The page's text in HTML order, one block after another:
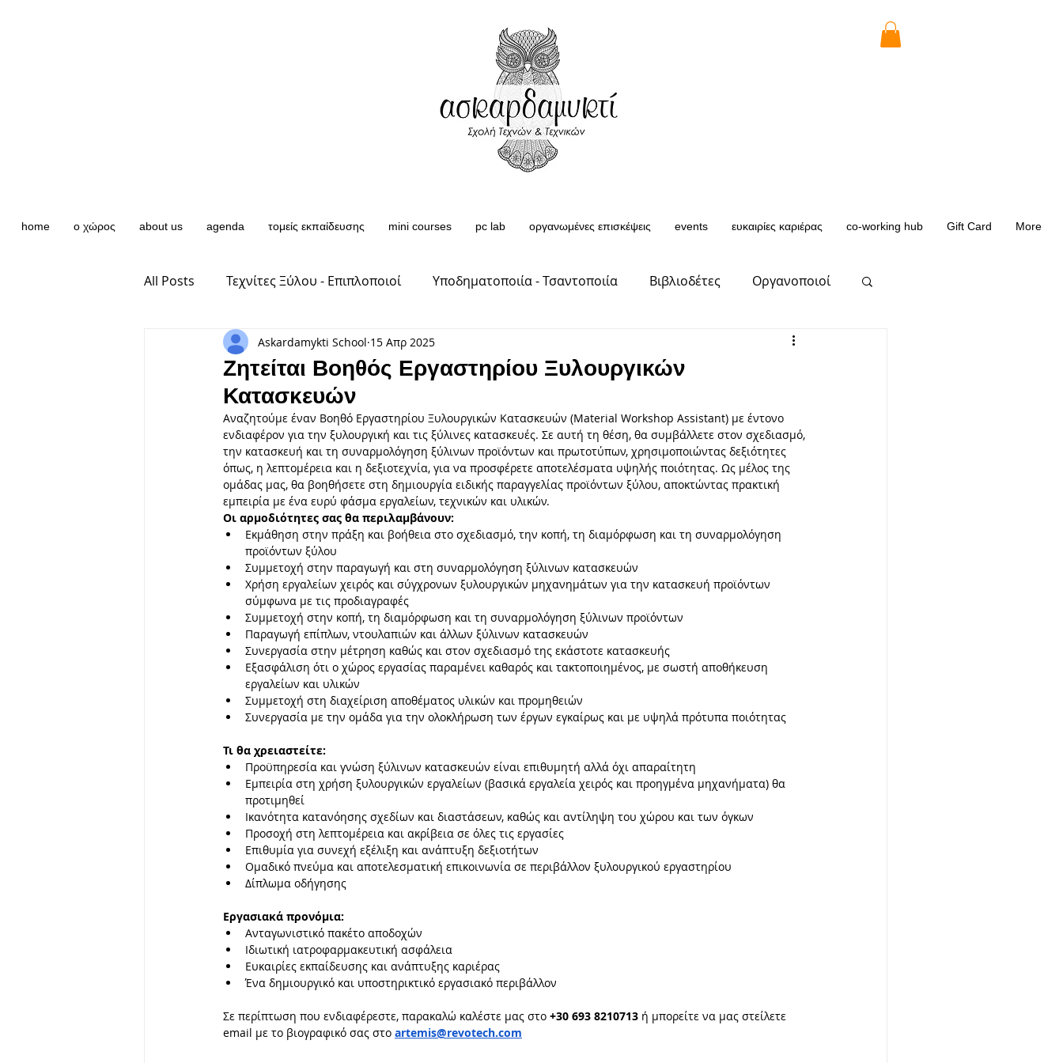
home ο χώρος about us agenda τομείς εκπαίδευσης mini courses pc lab οργανωμένες επισκέψεις events ευκαιρίες καριέρας co-working hub Gift Card More
All Posts Τεχνίτες Ξύλου - Επιπλοποιοί Υποδηματοποιία - Τσαντοποιία Βιβλιοδέτες Οργανοποιοί
Υφαντική - Μακραμέ - Σχέδιο Υφάσματ Κερμαμικά - Γλύπτες - Ζωγράφοι
Σχέδιο Μόδας - Πατρόν - Ραπική
Κοινωνική Ευθύνη Πολιτισμός Διαγωνισμοί Θέσεις Εργασίας Μεταξοτυπία
Ζητείται Βοηθός Εργαστηρίου Ξυλουργικών
Κατασκευών
Askardamykti School 15 Απρ 2025
Αναζητούμε έναν Βοηθό Εργαστηρίου Ξυλουργικών Κατασκευών (Material Workshop Assistant) με έντονο
ενδιαφέρον για την ξυλουργική και τις ξύλινες κατασκευές. Σε αυτή τη θέση, θα συμβάλλετε στον σχεδιασμό,
την κατασκευή και τη συναρμολόγηση ξύλινων προϊόντων και πρωτοτύπων, χρησιμοποιώντας δεξιότητες
όπως, η λεπτομέρεια και η δεξιοτεχνία, για να προσφέρετε αποτελέσματα υψηλής ποιότητας. Ως μέλος της
ομάδας μας, θα βοηθήσετε στη δημιουργία ειδικής παραγγελίας προϊόντων ξύλου, αποκτώντας πρακτική
εμπειρία με ένα ευρύ φάσμα εργαλείων, τεχνικών και υλικών.
Οι αρμοδιότητες σας θα περιλαμβάνουν:
Εκμάθηση στην πράξη και βοήθεια στο σχεδιασμό, την κοπή, τη διαμόρφωση και τη συναρμολόγηση
προϊόντων ξύλου
Συμμετοχή στην παραγωγή και στη συναρμολόγηση ξύλινων κατασκευών
Χρήση εργαλείων χειρός και σύγχρονων ξυλουργικών μηχανημάτων για την κατασκευή προϊόντων
σύμφωνα με τις προδιαγραφές
Συμμετοχή στην κοπή, τη διαμόρφωση και τη συναρμολόγηση ξύλινων προϊόντων
Παραγωγή επίπλων, ντουλαπιών και άλλων ξύλινων κατασκευών
Συνεργασία στην μέτρηση καθώς και στον σχεδιασμό της εκάστοτε κατασκευής
Εξασφάλιση ότι ο χώρος εργασίας παραμένει καθαρός και τακτοποιημένος, με σωστή αποθήκευση
εργαλείων και υλικών
Συμμετοχή στη διαχείριση αποθέματος υλικών και προμηθειών
Συνεργασία με την ομάδα για την ολοκλήρωση των έργων εγκαίρως και με υψηλά πρότυπα ποιότητας
Τι θα χρειαστείτε:
Προϋπηρεσία και γνώση ξύλινων κατασκευών είναι επιθυμητή αλλά όχι απαραίτητη
Εμπειρία στη χρήση ξυλουργικών εργαλείων (βασικά εργαλεία χειρός και προηγμένα μηχανήματα) θα
προτιμηθεί
Ικανότητα κατανόησης σχεδίων και διαστάσεων, καθώς και αντίληψη του χώρου και των όγκων
Προσοχή στη λεπτομέρεια και ακρίβεια σε όλες τις εργασίες
Επιθυμία για συνεχή εξέλιξη και ανάπτυξη δεξιοτήτων
Ομαδικό πνεύμα και αποτελεσματική επικοινωνία σε περιβάλλον ξυλουργικού εργαστηρίου
Δίπλωμα οδήγησης
Εργασιακά προνόμια:
Ανταγωνιστικό πακέτο αποδοχών
Ιδιωτική ιατροφαρμακευτική ασφάλεια
Ευκαιρίες εκπαίδευσης και ανάπτυξης καριέρας
Ένα δημιουργικό και υποστηρικτικό εργασιακό περιβάλλον
Σε περίπτωση που ενδιαφέρεστε, παρακαλώ καλέστε μας στο +30 693 8210713 ή μπορείτε να μας στείλετε
email με το βιογραφικό σας στο artemis@revotech.com